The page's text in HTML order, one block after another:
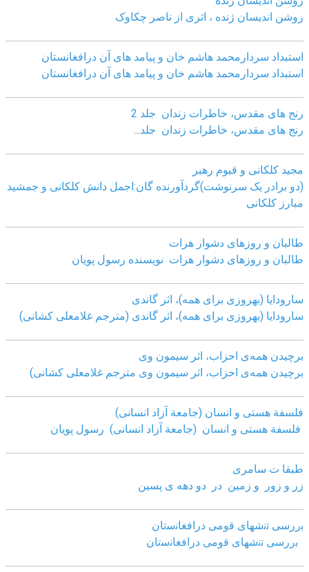
روشن اندیسان ژنده ، اثری از ناصر چکاوک
استبداد سردارمحمد هاشم خان و پیامد های آن درافغانستان
استبداد سردارمحمد هاشم خان و پیامد های آن درافغانستان
رنج های مقدس، خاطرات زندان جلد 2
رنج های مقدس، خاطرات زندان جلد
مجید کلکانی و قیوم رهبر
(دو برادر یک سرنوشت)گردآورنده گان:اجمل دانش کلکانی و جمشید
مبارز کلکانی
طالبان و روزهای دشوار هرات
طالبان و روزهای دشوار هرات نویسنده رسول پویان
سارودایا (بهروزی برای همه)، اثر گاندی
سارودایا (بهروزی برای همه)، اثر گاندی (مترجم غلامعلی کشانی)
برچیدن همه‌ی احزاب، اثر سیمون وی
برچیدن همه‌ی احزاب، اثر سیمون وی مترجم غلامعلی کشانی)
فلسفة هستی و انسان (جامعة آزاد انسانی)
فلسفة هستی و انسان (جامعة آزاد انسانی) رسول پویان
طبقا ت سامری
زر و زور و زمین در دو دهه ی پسین
ﺑررﺳﯽ ﺗﻧﺷﮭﺎی ﻗوﻣﯽ دراﻓﻐﺎﻧﺳﺗﺎن
ﺑررﺳﯽ ﺗﻧﺷﮭﺎی ﻗوﻣﯽ دراﻓﻐﺎﻧﺳﺗﺎن